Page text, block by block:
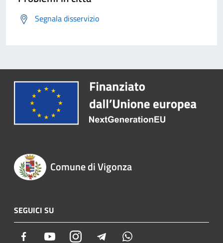
Segnala disservizio
Comune di Vigonza
SEGUICI SU
Facebook YoutubeInstagram Telegram